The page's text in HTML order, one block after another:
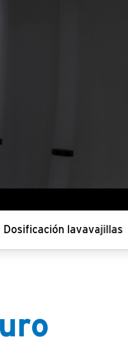
Dosificación lavavajillas